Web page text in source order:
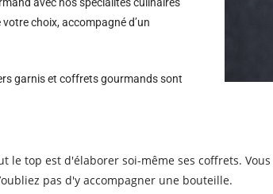
choix, accompagné d’un
garnis et coffrets gourmands sont
le top est d'élaborer soi-même ses coffrets.
pas d'y accompagner une bouteille.